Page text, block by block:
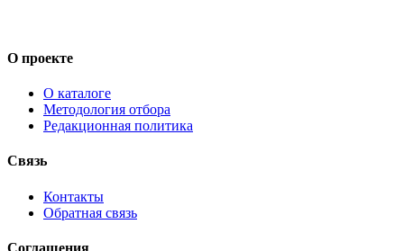
О проекте
О каталоге
Методология отбора
Редакционная политика
Связь
Контакты
Обратная связь
Соглашения